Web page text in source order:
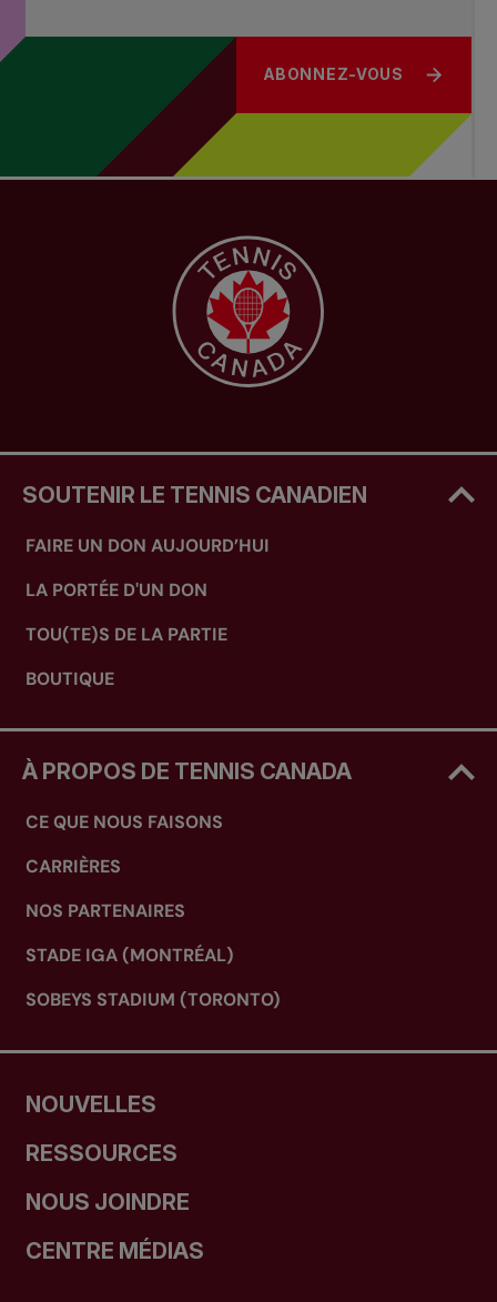
ABONNEZ-VOUS
SOUTENIR LE TENNIS CANADIEN
FAIRE UN DON AUJOURD’HUI
LA PORTÉE D'UN DON
TOU(TE)S DE LA PARTIE
BOUTIQUE
À PROPOS DE TENNIS CANADA
CE QUE NOUS FAISONS
CARRIÈRES
NOS PARTENAIRES
STADE IGA (MONTRÉAL)
SOBEYS STADIUM (TORONTO)
NOUVELLES
RESSOURCES
NOUS JOINDRE
CENTRE MÉDIAS